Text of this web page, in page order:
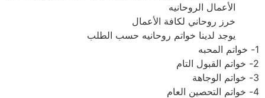
الأعمال الروحانيه
خرز روحاني لكافة الأعمال
يوجد لدينا خواتم روحانيه حسب الطلب
1- خواتم المحبه
2- خواتم القبول التام
3- خواتم الوجاهة
4- خواتم التحصين العام